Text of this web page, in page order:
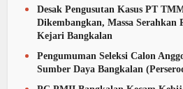
Desak Pengusutan Kasus PT
Dikembangkan, Massa Serahkan
Kejari Bangkalan
Pengumuman Seleksi Calon
Sumber Daya Bangkalan